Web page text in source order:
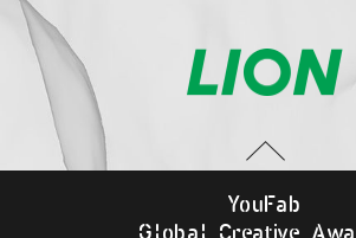
You Fa b
G lo bal Creative Awa